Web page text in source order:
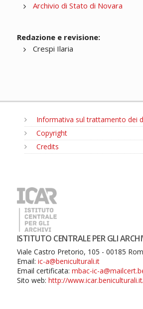
Archivio di Stato di Novara
Redazione e revisione:
Crespi Ilaria
Informativa sul trattamento dei
Copyright
Credits
ISTITUTO CENTRALE PER GLI
Viale Castro Pretorio, 105 - 00185
Email: ic-a@beniculturali.it
Email certificata: mbac-ic-
Sito web: http://